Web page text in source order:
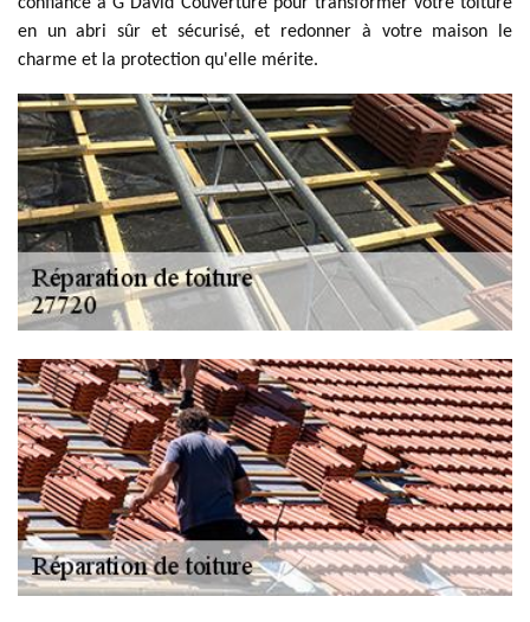
en un abri sûr et sécurisé, et redonner à votre maison le
charme et la protection qu'elle mérite.